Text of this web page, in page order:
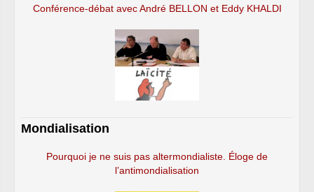
Conférence-débat avec André BELLON et Eddy KHALDI
Mondialisation
Pourquoi je ne suis pas altermondialiste. Éloge de
l’antimondialisation